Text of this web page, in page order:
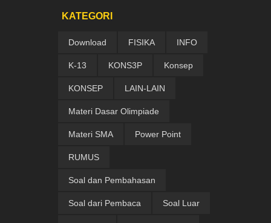
KATEGORI
Download FISIKA INFO
K-13 KONS3P Konsep
KONSEP LAIN-LAIN
Materi Dasar Olimpiade
Materi SMA Power Point
RUMUS
Soal dan Pembahasan
Soal dari Pembaca Soal Luar